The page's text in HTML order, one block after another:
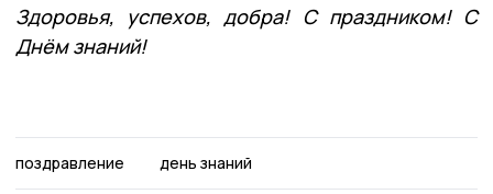
Здоровья, успехов, добра! С праздником! С
Днём знаний!
поздравление день знаний